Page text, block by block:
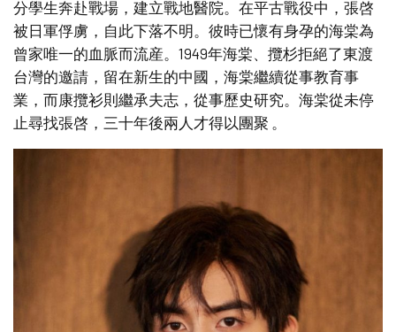
分學生奔赴戰場，建立戰地醫院。在平古戰役中，張啓
被日軍俘虜，自此下落不明。彼時已懷有身孕的海棠為
曾家唯一的血脈而流産。1949年海棠、攬杉拒絕了東渡
台灣的邀請，留在新生的中國，海棠繼續從事教育事
業，而康攬衫則繼承夫志，從事歷史研究。海棠從未停
止尋找張啓，三十年後兩人才得以團聚 。